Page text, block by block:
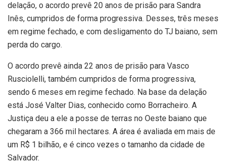
delação, o acordo prevê 20 anos de prisão para Sandra
Inês, cumpridos de forma progressiva. Desses, três meses
em regime fechado, e com desligamento do TJ baiano, sem
perda do cargo.
O acordo prevê ainda 22 anos de prisão para Vasco
Rusciolelli, também cumpridos de forma progressiva,
sendo 6 meses em regime fechado. Na base da delação
está José Valter Dias, conhecido como Borracheiro. A
Justiça deu a ele a posse de terras no Oeste baiano que
chegaram a 366 mil hectares. A área é avaliada em mais de
um R$ 1 bilhão, e é cinco vezes o tamanho da cidade de
Salvador.